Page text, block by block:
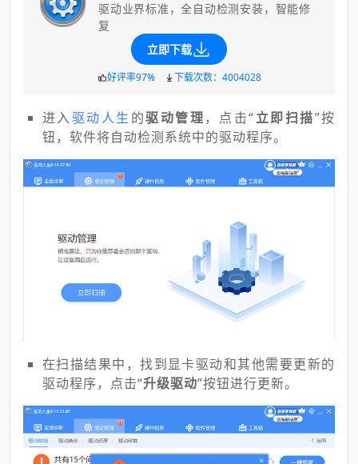
驱动业界标准，全自动检测安装，智能修
复
立即下载
好评率97% 下载次数：4004028
进入驱动人生 的驱动管理 ，点击“立即扫描”按
钮，软件将自动检测系统中的驱动程序。
在扫描结果中，找到显卡驱动和其他需要更新的
驱动程序，点击“升级驱动”按钮进行更新。